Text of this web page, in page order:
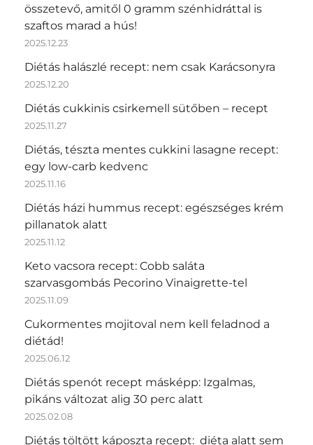
összetevő, amitől 0 gramm szénhidráttal is
szaftos marad a hús!
2025.12.23
Diétás halászlé recept: nem csak Karácsonyra
2025.12.20
Diétás cukkinis csirkemell sütőben – recept
2025.11.27
Diétás, tészta mentes cukkini lasagne recept:
egy low-carb kedvenc
2025.11.16
Diétás házi hummus recept: egészséges krém
pillanatok alatt
2025.11.12
Keto vacsora recept: Cobb saláta
szarvasgombás Pecorino Vinaigrette-tel
2025.11.09
Cukormentes mojitoval nem kell feladnod a
diétád!
2025.06.12
Diétás spenót recept másképp: Izgalmas,
pikáns változat alig 30 perc alatt
2025.02.08
Diétás töltött káposzta recept: diéta alatt sem